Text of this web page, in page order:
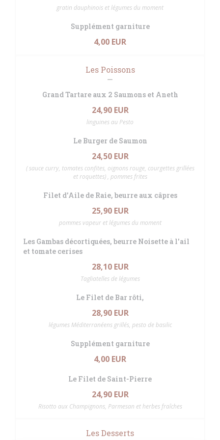
gratin dauphinois et légumes du moment
Supplément garniture
4,00 EUR
Les Poissons
Grand Tartare aux 2 Saumons et Aneth
24,90 EUR
linguines au Pesto
Le Burger de Saumon
24,50 EUR
( sauce curry, tomates confites, oignons rouge, courgettes grillées
et roquettes) , pommes frites
Filet d'Aile de Raie, beurre aux câpres
25,90 EUR
pommes vapeur et légumes du moment
Les Gambas décortiquées, beurre Noisette à l'ail
et tomate cerises
28,10 EUR
Tagliatelles de légumes
Le Filet de Bar rôti,
28,90 EUR
légumes Méditerranéens grillés, pesto de basilic
Supplément garniture
4,00 EUR
Le Filet de Saint-Pierre
24,90 EUR
Risotto aux Champignons, Parmesan et herbes fraîches
Les Desserts